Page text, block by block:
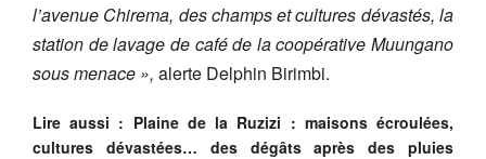
l’avenue Chirema, des champs et cultures dévastés, la
station de lavage de café de la coopérative Muungano
sous menace », alerte Delphin Birimbi.
Lire aussi : Plaine de la Ruzizi : maisons écroulées,
cultures dévastées… des dégâts après des pluies